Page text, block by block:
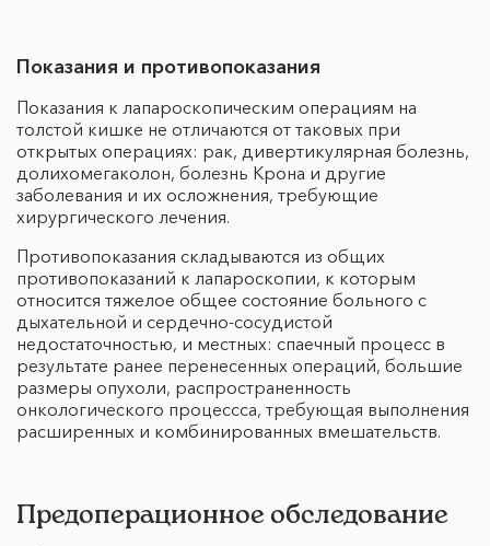
Показания и противопоказания
Показания к лапароскопическим операциям на
толстой кишке не отличаются от таковых при
открытых операциях: рак, дивертикулярная болезнь,
долихомегаколон, болезнь Крона и другие
заболевания и их осложнения, требующие
хирургического лечения.
Противопоказания складываются из общих
противопоказаний к лапароскопии, к которым
относится тяжелое общее состояние больного с
дыхательной и сердечно-сосудистой
недостаточностью, и местных: спаечный процесс в
результате ранее перенесенных операций, большие
размеры опухоли, распространенность
онкологического процессса, требующая выполнения
расширенных и комбинированных вмешательств.
Предоперационное обследование